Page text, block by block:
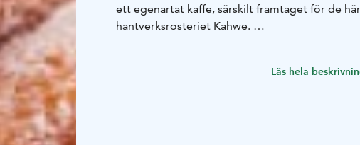
ett egenartat kaffe, särskilt framtaget för de
hantverksrosteriet Kahwe.
Läs hela